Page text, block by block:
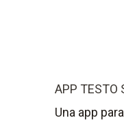
APP TESTO
Una app